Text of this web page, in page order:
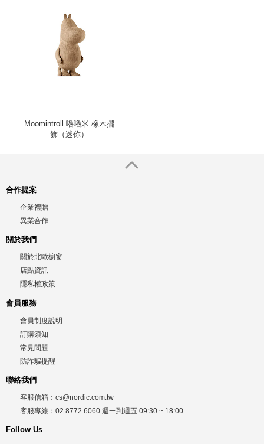
Moomintroll 嚕嚕米 橡木擺
飾（迷你）
合作提案
企業禮贈
異業合作
關於我們
關於北歐櫥窗
店點資訊
隱私權政策
會員服務
會員制度說明
訂購須知
常見問題
防詐騙提醒
聯絡我們
客服信箱： cs@nordic.com.tw
客服專線： 02 8772 6060 週一到週五 09:30 ~ 18:00
Follow Us